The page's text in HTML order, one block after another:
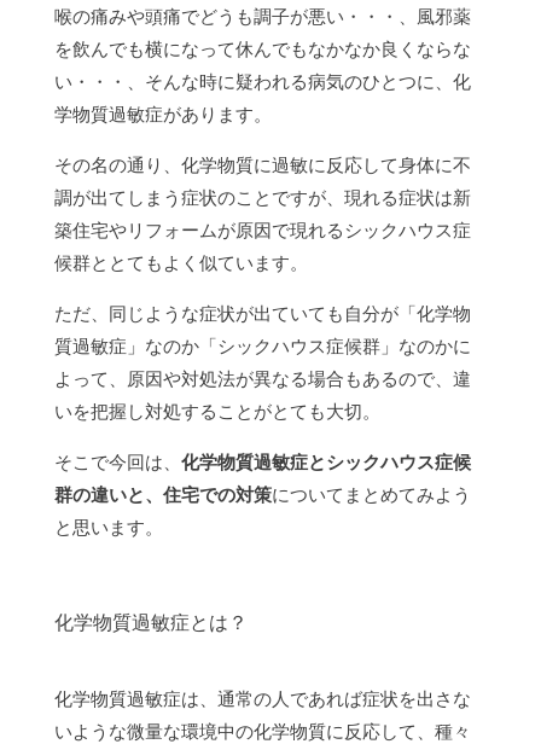
喉の痛みや頭痛でどうも調子が悪い・・・、風邪薬
を飲んでも横になって休んでもなかなか良くならな
い・・・、そんな時に疑われる病気のひとつに、化
学物質過敏症があります。
その名の通り、化学物質に過敏に反応して身体に不
調が出てしまう症状のことですが、現れる症状は新
築住宅やリフォームが原因で現れるシックハウス症
候群ととてもよく似ています。
ただ、同じような症状が出ていても自分が「化学物
質過敏症」なのか「シックハウス症候群」なのかに
よって、原因や対処法が異なる場合もあるので、違
いを把握し対処することがとても大切。
そこで今回は、 化学物質過敏症とシックハウス症候
群の違いと、住宅での対策についてまとめてみよう
と思います。
化学物質過敏症とは？
化学物質過敏症は、通常の人であれば症状を出さな
いような微量な環境中の化学物質に反応して、種々